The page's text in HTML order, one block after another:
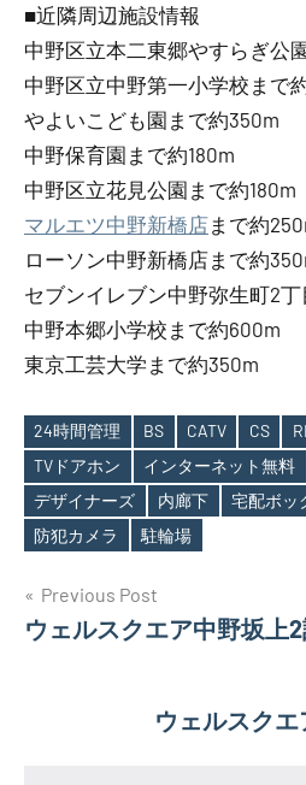
■近隣周辺施設情報
中野区立本二東郷やすらぎ公
中野区立中野第一小学校まで
やよいこども園まで約350m
中野保育園まで約180m
中野区立花見公園まで約180m
マルエツ中野新橋店まで約
ローソン中野新橋店まで約
セブンイレブン中野弥生町2
中野本郷小学校まで約600m
東京工芸大学まで約350m
Tags
24時間管理 BS CATV CS
TVドアホン
インターネット無料
デザイナーズ
内廊下 宅配ボッ
防犯カメラ
駐輪場
投
稿
Previous Post
ウェルスクエア中野坂上
ウェルスク